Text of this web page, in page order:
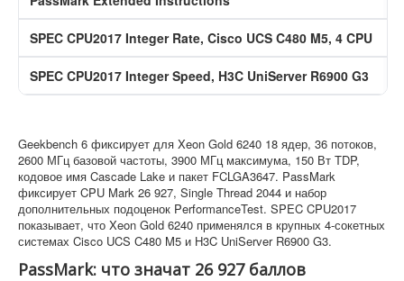
SPEC CPU2017 Integer Rate, Cisco UCS C480 M5, 4 CPU
SPEC CPU2017 Integer Speed, H3C UniServer R6900 G3
Geekbench 6 фиксирует для Xeon Gold 6240 18 ядер, 36 потоков,
2600 МГц базовой частоты, 3900 МГц максимума, 150 Вт TDP,
кодовое имя Cascade Lake и пакет FCLGA3647. PassMark
фиксирует CPU Mark 26 927, Single Thread 2044 и набор
дополнительных подоценок PerformanceTest. SPEC CPU2017
показывает, что Xeon Gold 6240 применялся в крупных 4-сокетных
системах Cisco UCS C480 M5 и H3C UniServer R6900 G3.
PassMark: что значат 26 927 баллов